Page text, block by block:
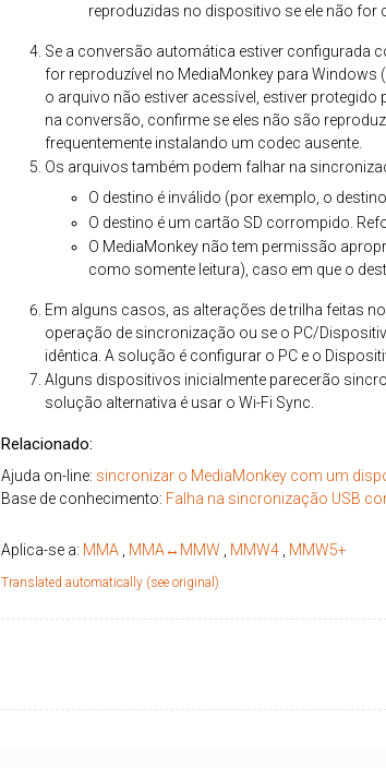
reproduzidas no dispositivo se ele não for
Se a conversão automática estiver configurada
for reproduzível no MediaMonkey para Windows
o arquivo não estiver acessível, estiver
na conversão, confirme se eles não são
frequentemente instalando um codec ausente.
Os arquivos também podem falhar na
O destino é inválido (por exemplo, o
O destino é um cartão SD corrompido.
O MediaMonkey não tem permissão
como somente leitura), caso em que o
Em alguns casos, as alterações de trilha feitas
operação de sincronização ou se o PC/
idêntica. A solução é configurar o PC e o
Alguns dispositivos inicialmente parecerão
solução alternativa é usar o Wi-Fi Sync.
Relacionado:
Ajuda on-line: sincronizar o MediaMonkey com um
Base de conhecimento: Falha na sincronização USB
Aplica-se a: MMA MMA↔MMW MMW4 MMW5+
Translated automatically (see original)